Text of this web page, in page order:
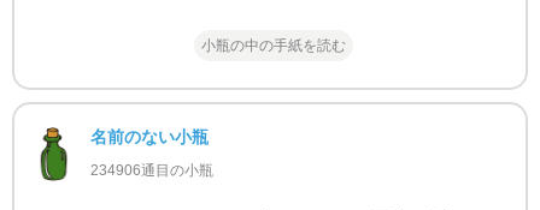
小瓶の中の手紙を読む
名前のない小瓶
234906通目の小瓶